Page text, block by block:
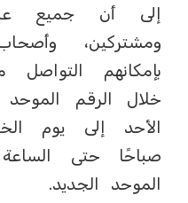
إلى أن جميع
ومشتركين،
بإمكانهم
خلال الرقم
الموحد الجديد.